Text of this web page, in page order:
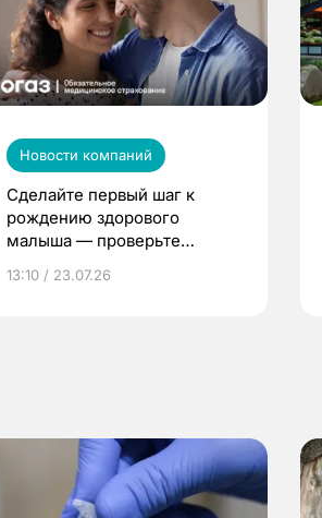
Новости компаний
Сделайте первый шаг к
рождению здорового
малыша — проверьте
по ОМС!
13:10 / 23.07.26